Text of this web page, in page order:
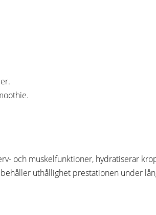
och muskelfunktioner, hydratiserar
uthållighet prestationen under